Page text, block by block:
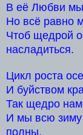
В её Любви мы
Но всё равно
Чтоб щедрой
Цикл роста
И буйством
Так щедро
И мы всю зиму